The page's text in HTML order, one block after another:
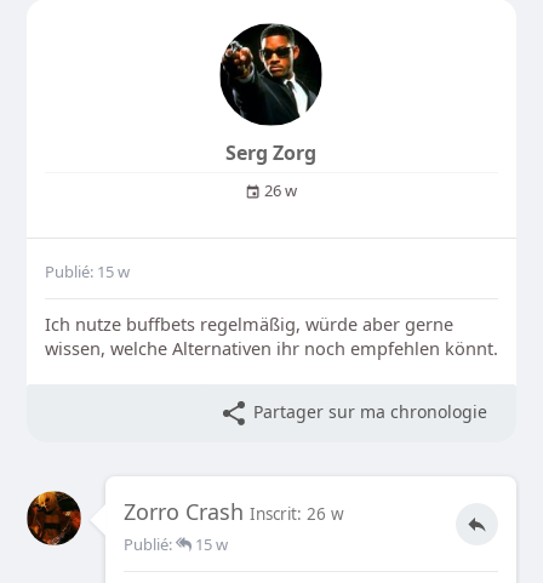
Serg Zorg
26 w
Publié: 15 w
Ich nutze buffbets regelmäßig, würde aber gerne
wissen, welche Alternativen ihr noch empfehlen könnt.
Partager sur ma chronologie
Zorro Crash Inscrit: 26 w
Publié:
15 w